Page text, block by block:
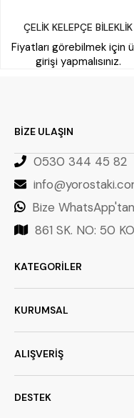
ÇELİK KELEPÇE BİLEKLİK
Fiyatları görebilmek için
girişi yapmalısınız.
BİZE ULAŞIN
0530 344 45 82
Bize WhatsApp'tan
861 SK. NO: 50
KATEGORİLER
KURUMSAL
ALIŞVERİŞ
DESTEK